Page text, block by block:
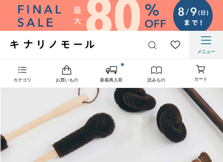
メニュー
カテゴリ お買いもの 新着再入荷 読みもの カート